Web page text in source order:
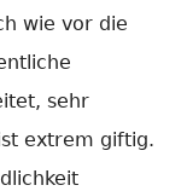
wie vor die
sehr
extrem giftig.